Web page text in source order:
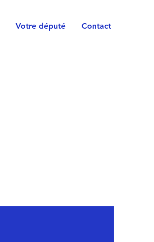
Votre député Contact